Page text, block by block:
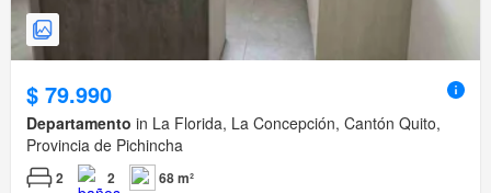
$ 79.990
Departamento in La Florida, La Concepción, Cantón Quito,
Provincia de Pichincha
2 2 68 m²